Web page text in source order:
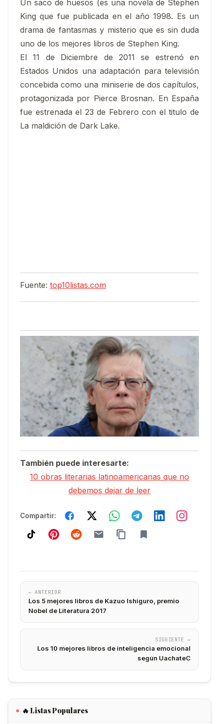
Un saco de huesos (es una novela de Stephen
King que fue publicada en el año 1998. Es un
drama de fantasmas y misterio que es sin duda
uno de los mejores libros de Stephen King.
El 11 de Diciembre de 2011 se estrenó en
Estados Unidos una adaptación para televisión
concebida como una miniserie de dos capítulos,
protagonizada por Pierce Brosnan. En España
fue estrenada el 23 de Febrero con el titulo de
La maldición de Dark Lake.
Fuente: top10listas.com
También puede interesarte:
10 obras literarias latinoamericanas que no
debemos dejar de leer
Compartir:
← ANTERIOR
Los 5 mejores libros de Kazuo Ishiguro, premio
Nobel de Literatura 2017
SIGUIENTE →
Los 10 mejores libros de inteligencia emocional
según UachateC
🔥 Listas Populares